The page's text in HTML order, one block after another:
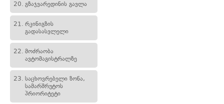
20. გზაჯვარედინის გავლა
21. რკინიგზის
გადასასვლელი
22. მოძრაობა
ავტომაგისტრალზე
23. საცხოვრებელი ზონა,
სამარშრუტოს
პრიორიტეტი